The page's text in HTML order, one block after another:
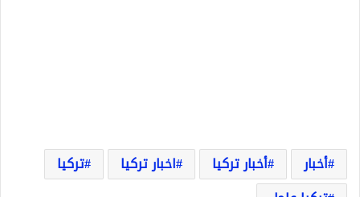
أخبار أخبار تركيا اخبار تركيا
تركيا